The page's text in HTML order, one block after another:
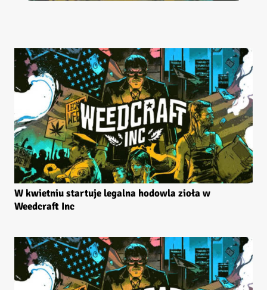
W kwietniu startuje legalna hodowla zioła w
Weedcraft Inc